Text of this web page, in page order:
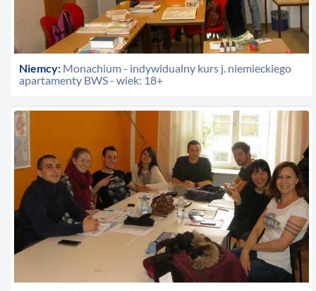
Niemcy: Monachium - indywidualny kurs j. niemieckiego
apartamenty BWS - wiek: 18+